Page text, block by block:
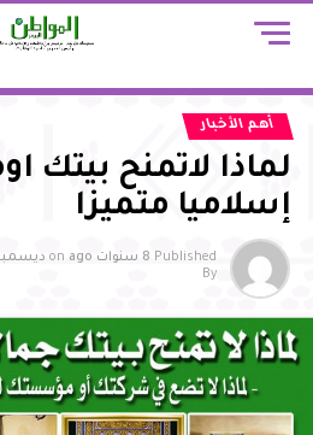
أهم الأخبار
لماذا لاتمنح بيتك
إسلاميا متميزا
Published 8 سنوات ago on ديسمبر 22,
By